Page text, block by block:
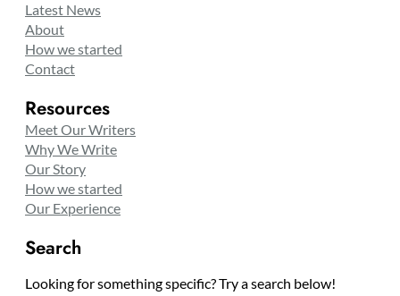
Latest News
About
How we started
Contact
Resources
Meet Our Writers
Why We Write
Our Story
How we started
Our Experience
Search
Looking for something specific? Try a search below!